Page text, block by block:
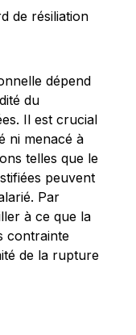
dépend
du
Il est crucial
ni menacé à
telles que le
peuvent
Par
à ce que la
contrainte
de la rupture